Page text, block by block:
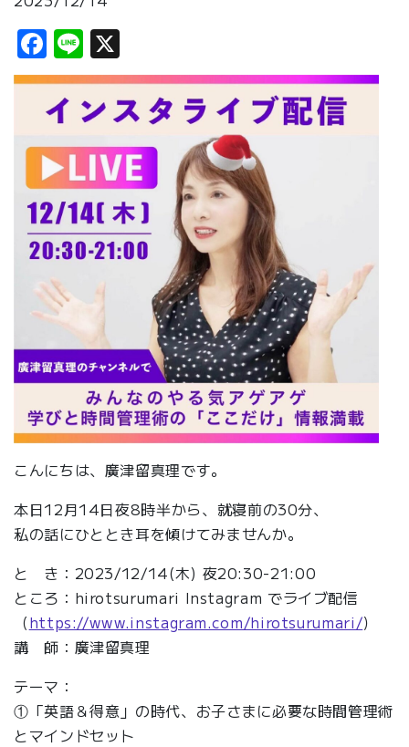
Facebook
Line
こんにちは、廣津留真理です。
本日12月14日夜8時半から、就寝前の30分、
私の話にひととき耳を傾けてみませんか。
と き：2023/12/14(木) 夜20:30-21:00
ところ：hirotsurumari Instagram でライブ配信
（https://www.instagram.com/hirotsurumari/）
講 師：廣津留真理
テーマ：
①「英語＆得意」の時代、お子さまに必要な時間管理術
とマインドセット